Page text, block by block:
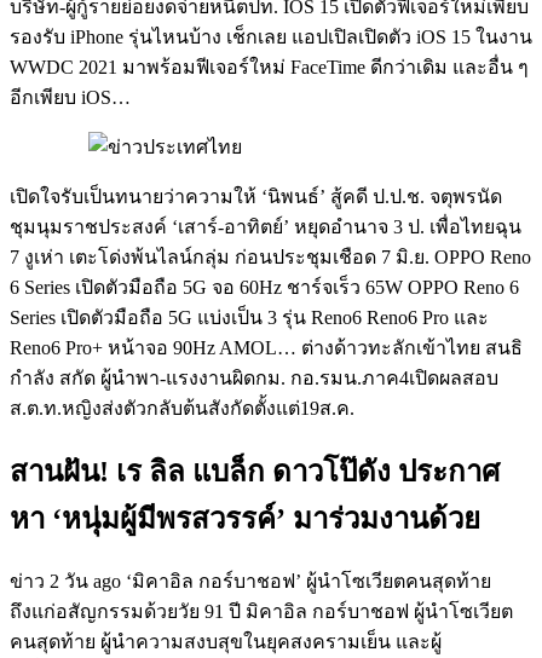
บริษัท-ผู้กู้รายย่อยงดจ่ายหนี้ตปท. IOS 15 เปิดตัวฟีเจอร์ใหม่เพียบ
รองรับ iPhone รุ่นไหนบ้าง เช็กเลย แอปเปิลเปิดตัว iOS 15 ในงาน
WWDC 2021 มาพร้อมฟีเจอร์ใหม่ FaceTime ดีกว่าเดิม และอื่น ๆ
อีกเพียบ iOS…
เปิดใจรับเป็นทนายว่าความให้ ‘นิพนธ์’ สู้คดี ป.ป.ช. จตุพรนัด
ชุมนุมราชประสงค์ ‘เสาร์-อาทิตย์’ หยุดอำนาจ 3 ป. เพื่อไทยฉุน
7 งูเห่า เตะโด่งพ้นไลน์กลุ่ม ก่อนประชุมเชือด 7 มิ.ย. OPPO Reno
6 Series เปิดตัวมือถือ 5G จอ 60Hz ชาร์จเร็ว 65W OPPO Reno 6
Series เปิดตัวมือถือ 5G แบ่งเป็น 3 รุ่น Reno6 Reno6 Pro และ
Reno6 Pro+ หน้าจอ 90Hz AMOL… ต่างด้าวทะลักเข้าไทย สนธิ
กำลัง สกัด ผู้นำพา-แรงงานผิดกม. กอ.รมน.ภาค4เปิดผลสอบ
ส.ต.ท.หญิงส่งตัวกลับต้นสังกัดตั้งแต่19ส.ค.
สานฝัน! เร ลิล แบล็ก ดาวโป๊ดัง ประกาศ
หา ‘หนุ่มผู้มีพรสวรรค์’ มาร่วมงานด้วย
ข่าว 2 วัน ago ‘มิคาอิล กอร์บาชอฟ’ ผู้นำโซเวียตคนสุดท้าย
ถึงแก่อสัญกรรมด้วยวัย 91 ปี มิคาอิล กอร์บาชอฟ ผู้นำโซเวียต
คนสุดท้าย ผู้นำความสงบสุขในยุคสงครามเย็น และผู้